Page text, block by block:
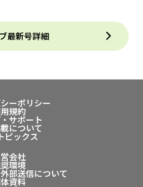
最新号詳細
ーポリシー
規約
サポート
について
ピックス
会社
環境
部送信について
資料